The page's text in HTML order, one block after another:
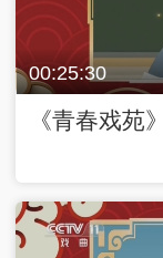
00:25:30
《青春戏苑